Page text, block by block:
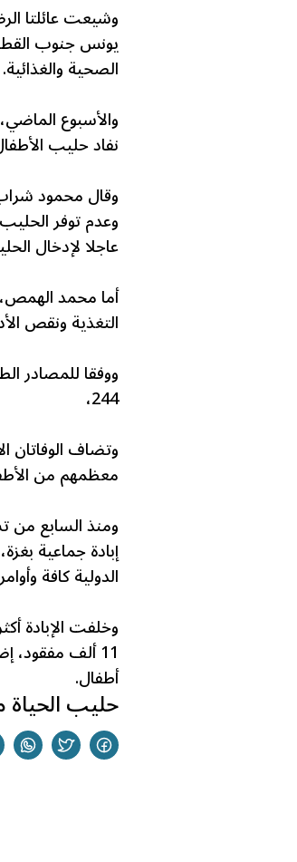
وشيعت عائلتا
يونس جنوب
الصحية والغذائية.
والأسبوع
نفاد حليب
وعدم توفر
عاجلا لإدخال
التغذية ونقص
ووفقا للمصادر
244،
وتضاف الوفاتان
معظمهم من
إبادة جماعية
الدولية كافة
11 ألف
أطفال.
حليب